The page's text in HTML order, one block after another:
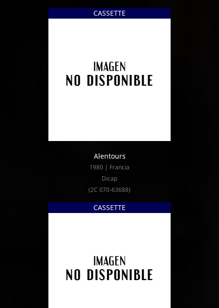
CASSETTE
Alentours
1980 | Francia
Dicap
(2C 070-63688)
CASSETTE